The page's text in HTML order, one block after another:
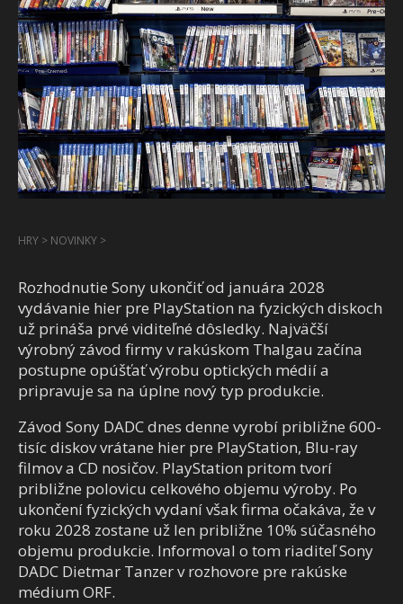
HRY > NOVINKY >
Rozhodnutie Sony ukončiť od januára 2028
vydávanie hier pre PlayStation na fyzických diskoch
už prináša prvé viditeľné dôsledky. Najväčší
výrobný závod firmy v rakúskom Thalgau začína
postupne opúšťať výrobu optických médií a
pripravuje sa na úplne nový typ produkcie.
Závod Sony DADC dnes denne vyrobí približne 600-
tisíc diskov vrátane hier pre PlayStation, Blu-ray
filmov a CD nosičov. PlayStation pritom tvorí
približne polovicu celkového objemu výroby. Po
ukončení fyzických vydaní však firma očakáva, že v
roku 2028 zostane už len približne 10% súčasného
objemu produkcie. Informoval o tom riaditeľ Sony
DADC Dietmar Tanzer v rozhovore pre rakúske
médium ORF.